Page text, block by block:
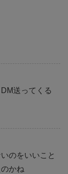
送ってくる
のをいいこと
かね